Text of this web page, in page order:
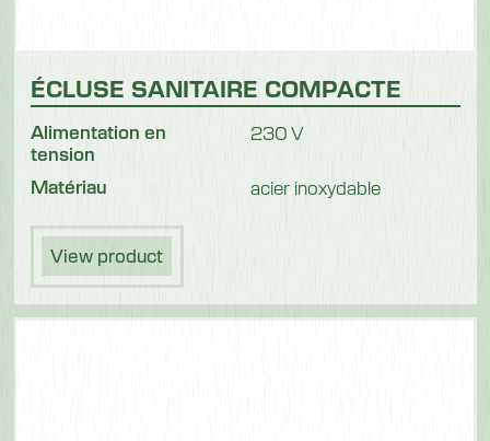
ÉCLUSE SANITAIRE COMPACTE
Alimentation en
tension
230 V
Matériau acier inoxydable
View product